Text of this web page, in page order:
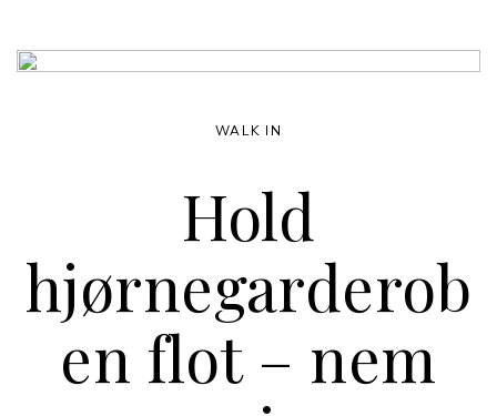
Hold
hjørnegarderob
en flot – nem
WALK IN